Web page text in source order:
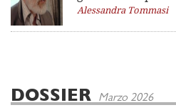
Alessandra Tommasi
DOSSIER Marzo 2026